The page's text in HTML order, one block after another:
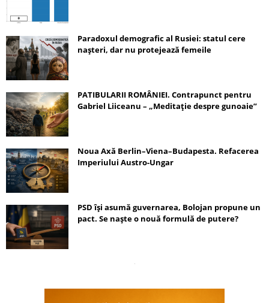
Paradoxul demografic al Rusiei: statul cere
nașteri, dar nu protejează femeile
PATIBULARII ROMÂNIEI. Contrapunct pentru
Gabriel Liiceanu – „Meditație despre gunoaie”
Noua Axă Berlin–Viena–Budapesta. Refacerea
Imperiului Austro-Ungar
PSD își asumă guvernarea, Bolojan propune un
pact. Se naște o nouă formulă de putere?